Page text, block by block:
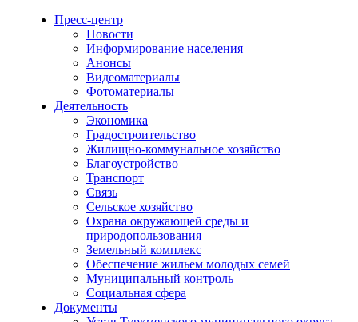
Пресс-центр
Новости
Информирование населения
Анонсы
Видеоматериалы
Фотоматериалы
Деятельность
Экономика
Градостроительство
Жилищно-коммунальное хозяйство
Благоустройство
Транспорт
Связь
Сельское хозяйство
Охрана окружающей среды и
природопользования
Земельный комплекс
Обеспечение жильем молодых семей
Муниципальный контроль
Социальная сфера
Документы